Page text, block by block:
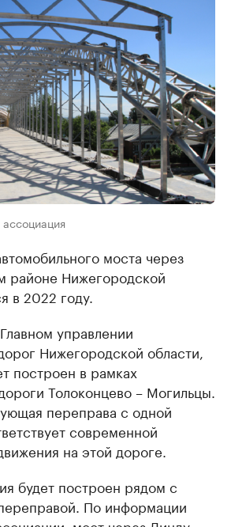
моста через
районе Нижегородской
в 2022 году.
управлении
Нижегородской области,
построен в рамках
Толоконцево – Могильцы.
переправа с одной
современной
на этой дороге.
будет построен рядом с
По информации